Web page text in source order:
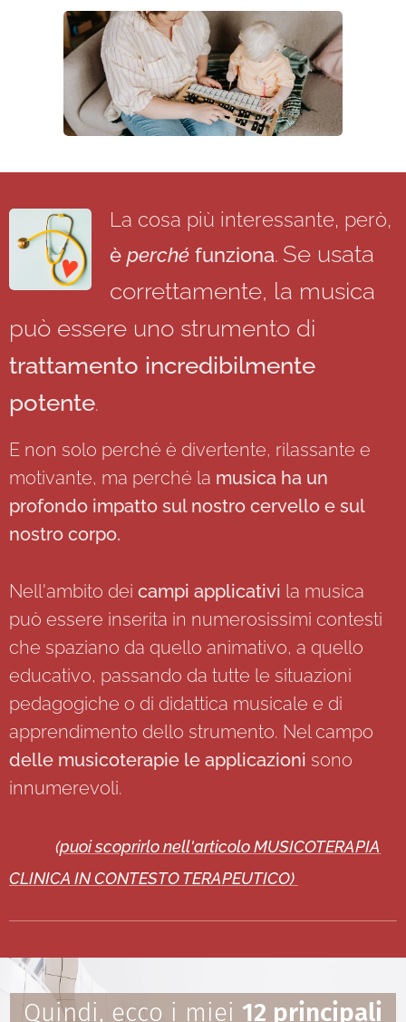
La cosa più interessante, però,
è perchéfunziona. Se usata
correttamente, la musica
può essere uno strumento di
trattamento incredibilmente
potente.
E non solo perché è divertente, rilassante e
motivante, ma perché la musica ha un
profondo impatto sul nostro cervello e sul
nostro corpo.
Nell'ambito dei campi applicativi la musica
può essere inserita in numerosissimi contesti
che spaziano da quello animativo, a quello
educativo, passando da tutte le situazioni
pedagogiche o di didattica musicale e di
apprendimento dello strumento. Nel campo
delle musicoterapie le applicazioni sono
innumerevoli.
☄(puoi scoprirlo nell'articolo MUSICOTERAPIA
CLINICA IN CONTESTO TERAPEUTICO)
Quindi, ecco i miei 12 principali